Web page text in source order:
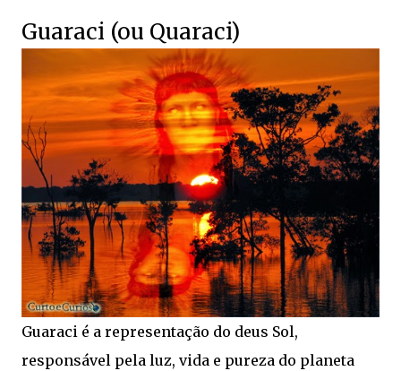
Guaraci (ou Quaraci)
Guaraci é a representação do deus Sol,
responsável pela luz, vida e pureza do planeta